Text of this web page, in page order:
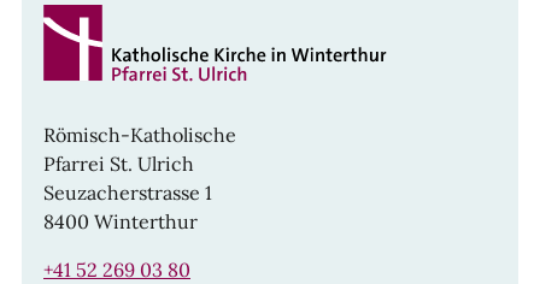
Römisch-Katholische
Pfarrei St. Ulrich
Seuzacherstrasse 1
8400 Winterthur
+41 52 269 03 80